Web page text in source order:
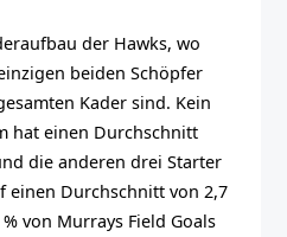
der Hawks, wo
beiden Schöpfer
Kader sind. Kein
hat einen Durchschnitt
die anderen drei Starter
einen Durchschnitt von 2,7
von Murrays Field Goals